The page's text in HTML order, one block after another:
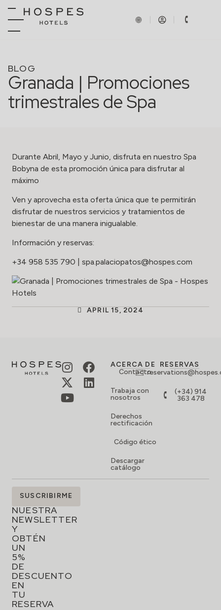
BLOG
Granada | Promociones
trimestrales de Spa
Durante Abril, Mayo y Junio, disfruta en nuestro Spa
Bobyna de esta promoción única para disfrutar al
máximo
Ven y aprovecha esta oferta única que te permitirán
disfrutar de nuestros servicios y tratamientos de
bienestar de una manera inigualable.
Información y reservas:
+34 958 535 790 spa.palaciopatos@hospes.com
APRIL 15, 2024
ACERCA DE
Contacto
Trabaja con
nosotros
Derechos
rectificación
Código ético
Descargar
catálogo
RESERVAS
(+34) 914
363 478
SUSCRÍBETE
NUESTRA
NEWSLETTER
Y
OBTÉN
UN
5%
DE
DESCUENTO
EN
TU
RESERVA
SUSCRIBIRME